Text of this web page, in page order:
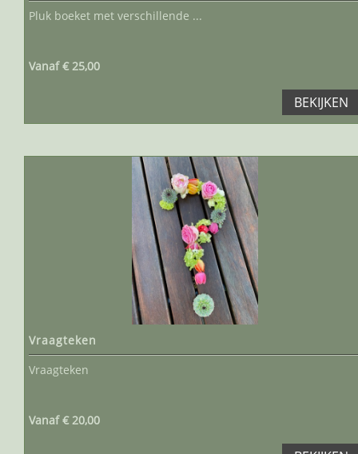
Pluk boeket met verschillende ...
Vanaf € 25,00
BEKIJKEN
Vraagteken
Vraagteken
Vanaf € 20,00